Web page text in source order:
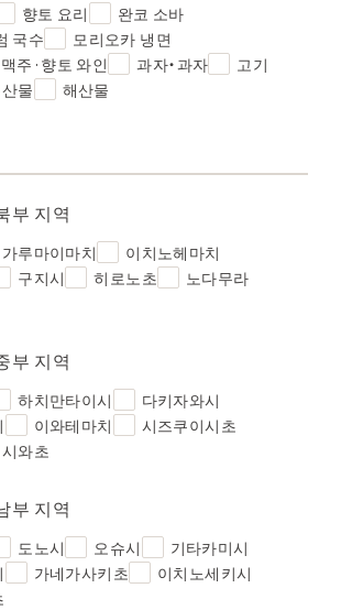
향토 요리
완코 소바
국수
모리오카 냉면
주·향토 와인
과자・과자
고기
물 해산물
부 지역
가루마이마치
이치노헤마치
구지시 히로노초
노다무라
부 지역
하치만타이시
다키자와시
이와테마치
시즈쿠이시초
시와초
부 지역
도노시 오슈시
기타카미시
가네가사키초
이치노세키시